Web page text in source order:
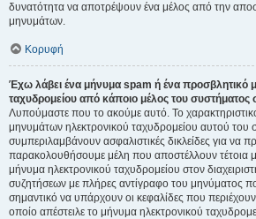
δυνατότητα να αποτρέψουν ένα μέλος από την
μηνυμάτων.
Κορυφή
Έχω λάβει ένα μήνυμα spam ή ένα προσβλητικό
ταχυδρομείου από κάποιο μέλος του
Λυπούμαστε που το ακούμε αυτό. Το
μηνυμάτων ηλεκτρονικού ταχυδρομείου αυτού του
συμπεριλαμβάνουν ασφαλιστικές δικλείδες για να
παρακολουθήσουμε μέλη που αποστέλλουν τέτοια
μήνυμα ηλεκτρονικού ταχυδρομείου στον
συζητήσεων με πλήρες αντίγραφο του μηνύματος
σημαντικό να υπάρχουν οι κεφαλίδες που
οποίο απέστειλε το μήνυμα ηλεκτρονικού